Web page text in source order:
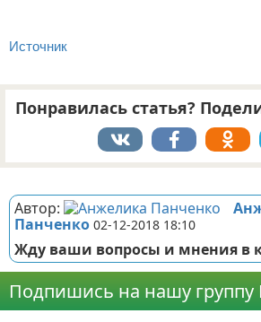
Источник
Понравилась статья?
Автор:
Панченко 02-12-2018 18:10
Жду ваши вопросы и мнения в
Подпишись на нашу группу